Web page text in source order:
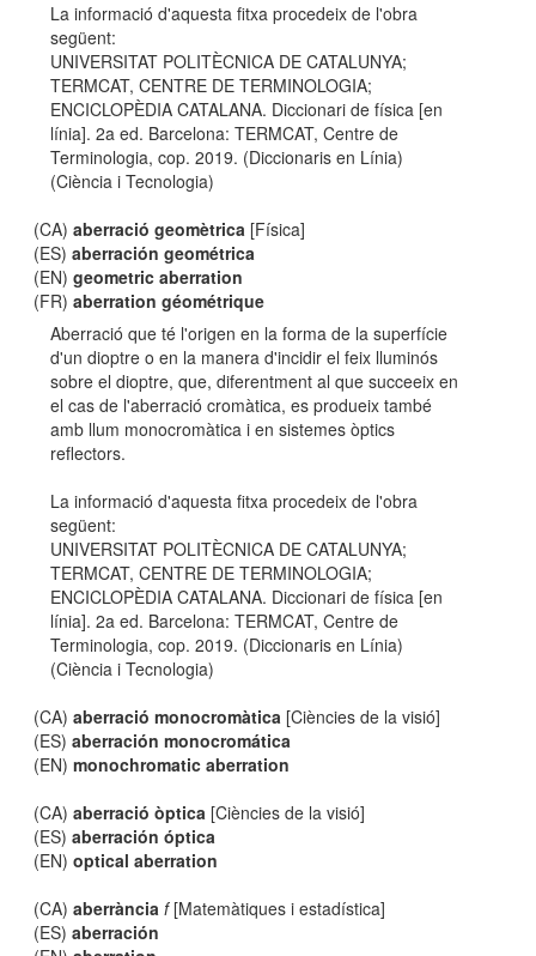
La informació d'aquesta fitxa procedeix de l'obra
següent:
UNIVERSITAT POLITÈCNICA DE CATALUNYA;
TERMCAT, CENTRE DE TERMINOLOGIA;
ENCICLOPÈDIA CATALANA. Diccionari de física [en
línia]. 2a ed. Barcelona: TERMCAT, Centre de
Terminologia, cop. 2019. (Diccionaris en Línia)
(Ciència i Tecnologia)
(CA)aberració geomètrica [Física]
(ES)aberración geométrica
(EN)geometric aberration
(FR)aberration géométrique
Aberració que té l'origen en la forma de la superfície
d'un dioptre o en la manera d'incidir el feix lluminós
sobre el dioptre, que, diferentment al que succeeix en
el cas de l'aberració cromàtica, es produeix també
amb llum monocromàtica i en sistemes òptics
reflectors.
La informació d'aquesta fitxa procedeix de l'obra
següent:
UNIVERSITAT POLITÈCNICA DE CATALUNYA;
TERMCAT, CENTRE DE TERMINOLOGIA;
ENCICLOPÈDIA CATALANA. Diccionari de física [en
línia]. 2a ed. Barcelona: TERMCAT, Centre de
Terminologia, cop. 2019. (Diccionaris en Línia)
(Ciència i Tecnologia)
(CA)aberració monocromàtica [Ciències de la visió]
(ES)aberración monocromática
(EN)monochromatic aberration
(CA)aberració òptica [Ciències de la visió]
(ES)aberración óptica
(EN)optical aberration
(CA)aberrància f[Matemàtiques i estadística]
(ES)aberración